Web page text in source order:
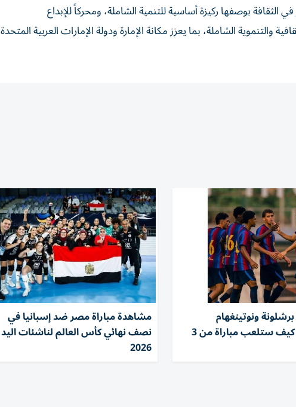
الثقافة بوصفها ركيزة أساسية للتنمية الشاملة، ومحركاً للإبداع
الشاملة، بما يعزز مكانة الإمارة ودولة الإمارات العربية المتحدة
ونوتينغهام
وأودينيزي.. كيف ستلعب مباراة من 3
مشاهدة مباراة مصر ضد إسبانيا في
نصف نهائي كأس العالم لناشئات اليد
2026